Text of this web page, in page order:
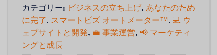
カテゴリー: ビジネスの立ち上げ, あなたのため
に完了, スマートビズ オートメーター™, 💻 ウ
ェブサイトと開発, 💼 事業運営, 📢 マーケティ
ングと成長